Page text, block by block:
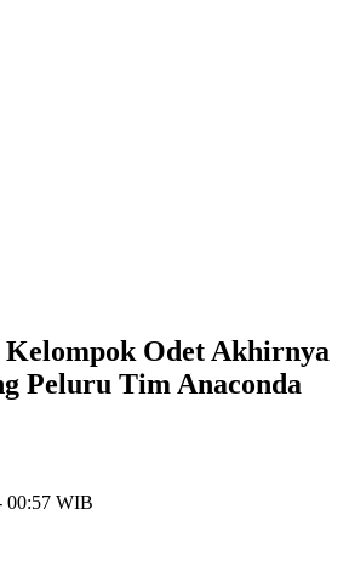
Kelompok Odet Akhirnya
Peluru Tim Anaconda
00:57 WIB